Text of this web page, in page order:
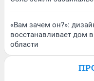
«Вам зачем он?»:
восстанавливает дом
области